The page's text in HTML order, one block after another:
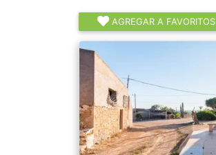
AGREGAR A FAVORITOS